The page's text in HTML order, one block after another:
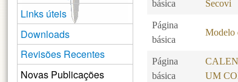
básica
Secovi
Página
básica
Modelo
Página
básica
UM
Links úteis
Downloads
Revisões Recentes
Novas Publicações